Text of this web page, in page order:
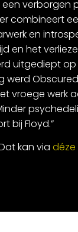
een verborgen
combineert
en
en het
uitgediept op
werd
vroege werk
bij Floyd.”
kan via déze